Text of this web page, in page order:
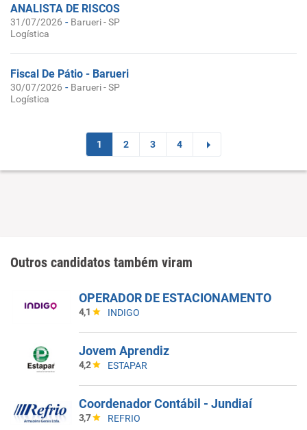
ANALISTA DE RISCOS
31/07/2026 - Barueri - SP
Logística
Fiscal De Pátio - Barueri
30/07/2026 - Barueri - SP
Logística
1 2 3 4
Outros candidatos também viram
OPERADOR DE ESTACIONAMENTO
4,1 INDIGO
Jovem Aprendiz
4,2 ESTAPAR
Coordenador Contábil - Jundiaí
3,7 REFRIO